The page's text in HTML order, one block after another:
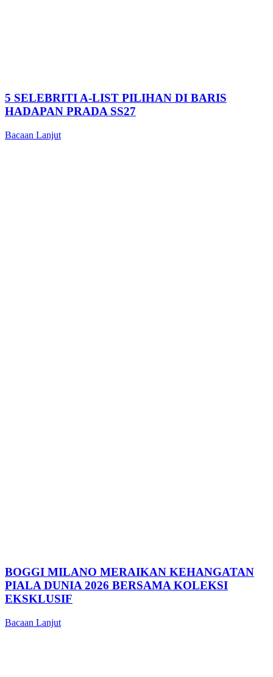
5 SELEBRITI A-LIST PILIHAN DI BARIS
HADAPAN PRADA SS27
Bacaan Lanjut
BOGGI MILANO MERAIKAN KEHANGATAN
PIALA DUNIA 2026 BERSAMA KOLEKSI
EKSKLUSIF
Bacaan Lanjut